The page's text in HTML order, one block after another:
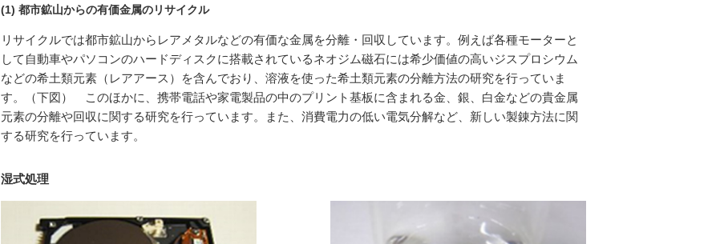
(1) 都市鉱山からの有価金属のリサイクル
リサイクルでは都市鉱山からレアメタルなどの有価な金属を分離・回収しています。例えば各種モーターと
して自動車やパソコンのハードディスクに搭載されているネオジム磁石には希少価値の高いジスプロシウム
などの希土類元素（レアアース）を含んでおり、溶液を使った希土類元素の分離方法の研究を行っていま
す。（下図） このほかに、携帯電話や家電製品の中のプリント基板に含まれる金、銀、白金などの貴金属
元素の分離や回収に関する研究を行っています。また、消費電力の低い電気分解など、新しい製錬方法に関
する研究を行っています。
湿式処理